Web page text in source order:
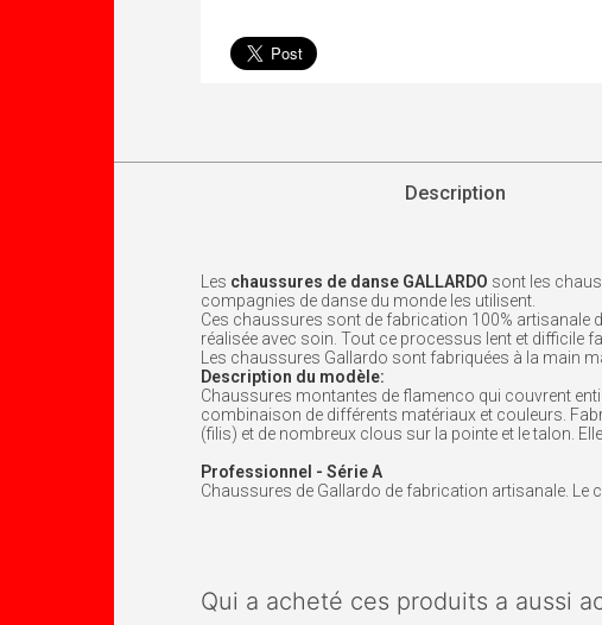
Description
Les chaussures de danse GALLARDO sont les
compagnies de danse du monde les utilisent.
Ces chaussures sont de fabrication 100% artisanale
réalisée avec soin. Tout ce processus lent et difficile
Les chaussures Gallardo sont fabriquées à la main
Description du modèle:
Chaussures montantes de flamenco qui couvrent
combinaison de différents matériaux et couleurs.
(filis) et de nombreux clous sur la pointe et le talon.
Professionnel - Série A
Chaussures de Gallardo de fabrication artisanale. Le
Qui a acheté ces produits a aussi